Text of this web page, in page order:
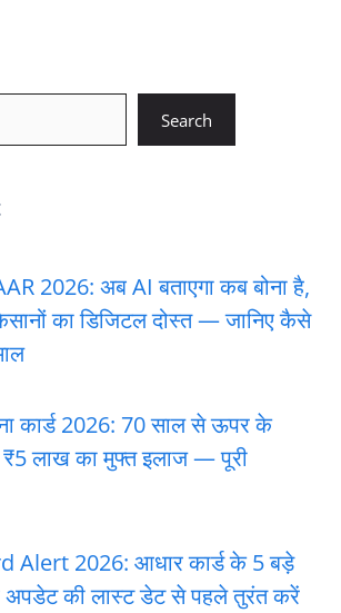
Search
2026: अब AI बताएगा कब बोना है,
का डिजिटल दोस्त — जानिए कैसे
कार्ड 2026: 70 साल से ऊपर के
₹5 लाख का मुफ्त इलाज — पूरी
Alert 2026: आधार कार्ड के 5 बड़े
अपडेट की लास्ट डेट से पहले तुरंत करें